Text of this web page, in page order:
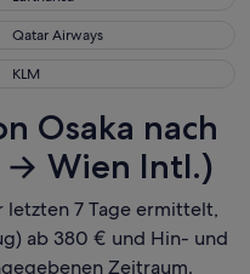
Qatar Airways
Airways
KLM
Osaka nach
→ Wien Intl.)
letzten 7 Tage ermittelt,
ab 380 € und Hin- und
Zeitraum.